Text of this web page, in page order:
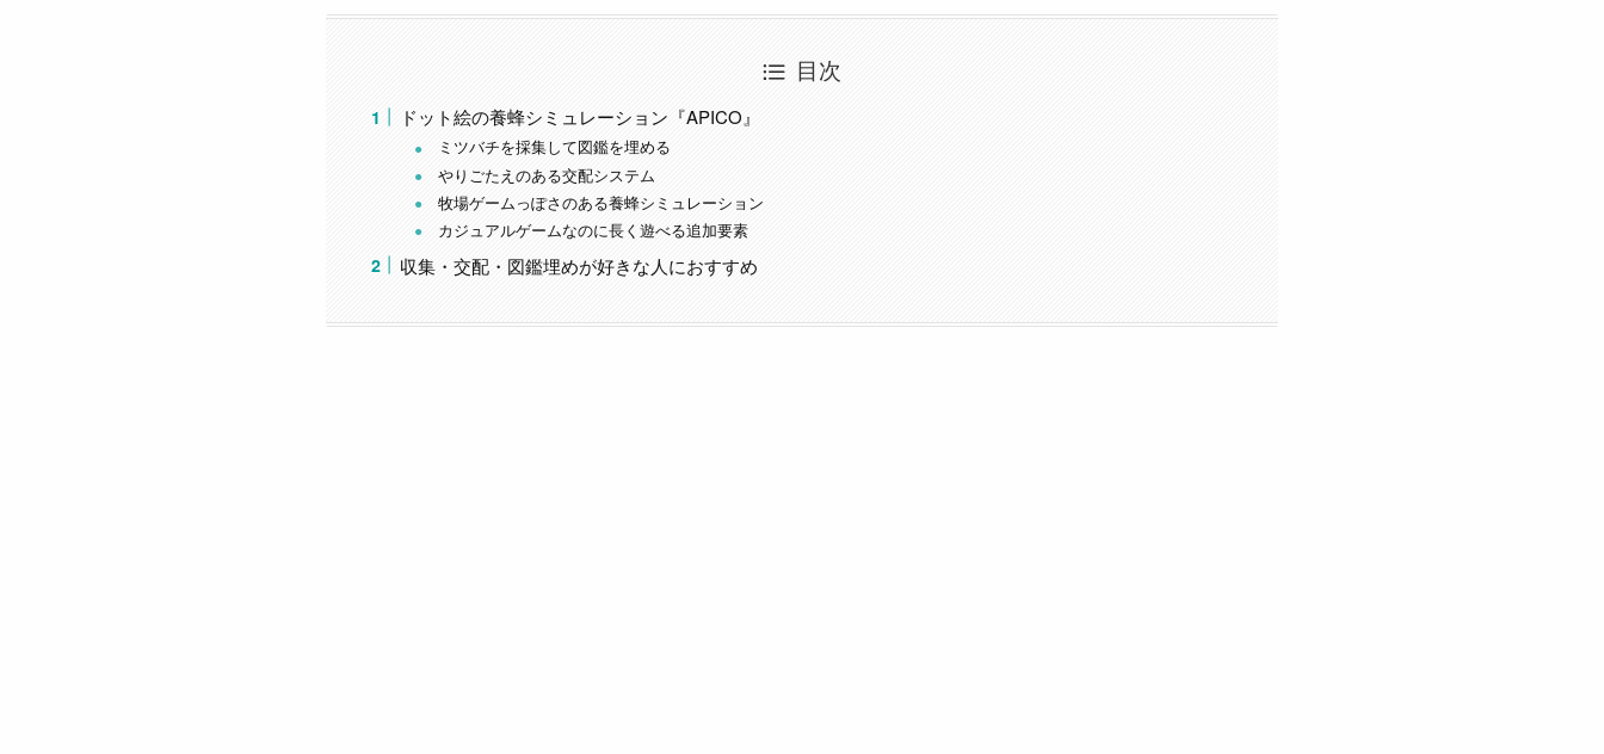
目次
ドット絵の養蜂シミュレーション『APICO』
ミツバチを採集して図鑑を埋める
やりごたえのある交配システム
牧場ゲームっぽさのある養蜂シミュレーション
カジュアルゲームなのに長く遊べる追加要素
収集・交配・図鑑埋めが好きな人におすすめ